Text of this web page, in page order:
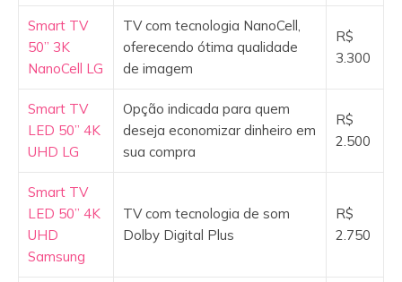
Smart TV
50” 3K
NanoCell LG
TV com tecnologia NanoCell,
oferecendo ótima qualidade
de imagem
R$
3.300
Smart TV
LED 50” 4K
UHD LG
Opção indicada para quem
deseja economizar dinheiro em
sua compra
R$
2.500
Smart TV
LED 50” 4K
UHD
Samsung
TV com tecnologia de som
Dolby Digital Plus
R$
2.750